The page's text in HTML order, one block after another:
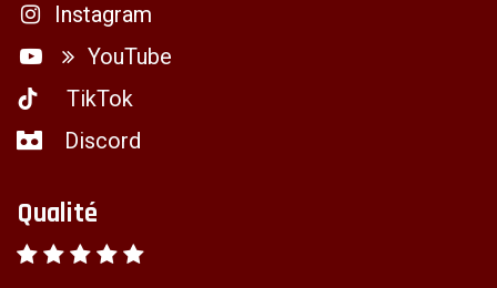
Instagram
YouTube
TikTok
Discord
Qualité